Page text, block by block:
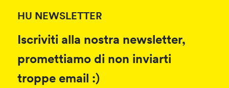
HU NEWSLETTER
Iscriviti alla nostra newsletter,
promettiamo di non inviarti
troppe email :)